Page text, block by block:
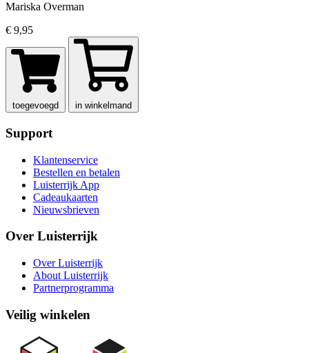
Mariska Overman
€ 9,95
toegevoegd in winkelmand
Support
Klantenservice
Bestellen en betalen
Luisterrijk App
Cadeaukaarten
Nieuwsbrieven
Over Luisterrijk
Over Luisterrijk
About Luisterrijk
Partnerprogramma
Veilig winkelen